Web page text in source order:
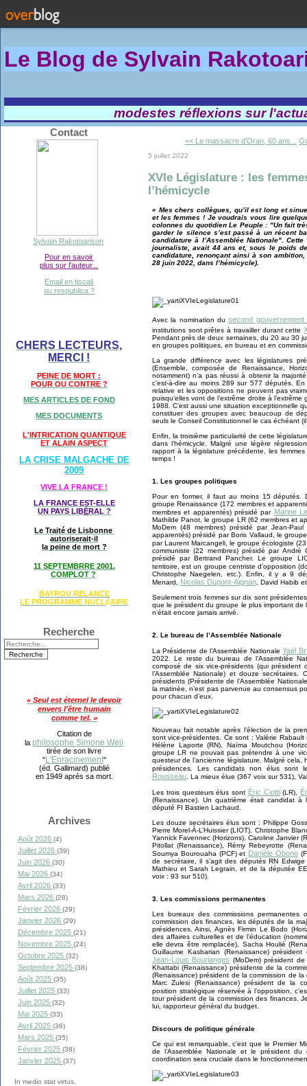
Le Blog de Sylvain Rakotoa
modestes réflexions sur
Contact
Sylvain Rakotoarison
Pour en savoir
plus sur l'auteur...
Email en tiscali
ou respublica ?
CHERS LECTEURS,
MERCI !
PEINE DE MORT :
POUR OU CONTRE ?
MES ARTICLES DE FOND
MES DOCUMENTS
L'INTRICATION QUANTIQUE
ET ALAIN ASPECT
LA CRISE MALGACHE DE
2009
VIVE LA FRANCE !
LA FRANCE EST-ELLE
UN PAYS LIBÉRAL ?
Le Traité de Lisbonne
autoriserait-il
la peine de mort ?
11 SEPTEMBRRE 2001,
COMPLOT ?
BAYROU RELANCE
LE PROGRAMME NUCLÉAIRE
Recherche
« Seul est éternel le devoir
envers l'être humain
comme tel. »
Citation de
laphilosophe Simone Weil
tirée de son livre
"L'Enracinement"
(éd. Gallimard) publié
en 1949 après sa mort.
Archives
Août 2026 (4)
Juillet 2026 (39)
Juin 2026 (30)
Mai 2026 (34)
Avril 2026 (33)
Mars 2026 (28)
Février 2026 (29)
Janvier 2026 (29)
Décembre 2025 (21)
Novembre 2025 (24)
Octobre 2025 (32)
Septembre 2025 (38)
Août 2025 (35)
Juillet 2025 (33)
Juin 2025 (32)
Mai 2025 (33)
Avril 2025 (36)
Mars 2025 (35)
Février 2025 (38)
Janvier 2025 (37)
In medio stat virtus.
<< Le massacre d’Oran, 60 ans...
5 juillet 2022
XVIe Législature : les
l’hémicycle
« Mes chers collègues, qu’il est long et
et les femmes ! Je voudrais vous lire
colonnes du quotidien Le Peuple : "Un fait
garder le silence s’est passé à un récent
candidature à l’Assemblée Nationale".
journaliste, avait 44 ans et, sous le poids
candidature, renonçant ainsi à son
28 juin 2022, dans l’hémicycle).
Avec la nomination dusecond gouvernement
institutions sont prêtes à travailler durant cette
Pendant près de deux semaines, du 20 au 30
en groupes politiques, en bureau et en
La grande différence avec les législatures
(Ensemble, composée de Renaissance,
notamment) n’a pas réussi à obtenir la
c’est-à-dire au moins 289 sur 577 députés.
relative et les oppositions ne peuvent pas
puisqu’elles vont de l’extrême droite à
1988. C’est aussi une situation exceptionnelle
constituer des groupes avec beaucoup de
seuls le Conseil Constitutionnel le cas échéant
Enfin, la troisième particularité de cette
dans l’hémicycle. Malgré une légère
rapport à la législature précédente, les
temps !
1. Les groupes politiques
Pour en former, il faut au moins 15 députés.
groupe Renaissance (172 membres et
membres et apparentés) présidé par Marine
Mathilde Panot, le groupe LR (62 membres et
MoDem (48 membres) présidé par Jean-
apparentés) présidé par Boris Vallaud, le
par Laurent Marcangeli, le groupe écologiste
communiste (22 membres) présidé par
présidé par Bertrand Pancher. Le groupe
territoire, est un groupe centriste d’opposition
Christophe Naegelen, etc.). Enfin, il y a 9
Menard, Nicolas Dupont-Aignan , David Habib
Seulement trois femmes sur dix sont
que le président du groupe le plus important de
n’était encore jamais arrivé.
2. Le bureau de l’Assemblée Nationale
La Présidente de l’Assemblée NationaleYaël
2022. Le reste du bureau de l’Assemblée
composé de six vice-présidents (qui président
l’Assemblée Nationale) et douze
présidents (Présidente de l’Assemblée
la matinée, n’est pas parvenue au consensus
pour chacun d’eux.
Nouveau fait notable après l’élection de la
sont vice-présidentes. Ce sont : Valérie
Hélène Laporte (RN), Naïma Moutchou
groupe LR ne pouvait pas prétendre à une
questeur de l’ancienne législature. Malgré
présidences. Les candidats non élus sont
Rousseau . La mieux élue (367 voix sur 531),
Les trois questeurs élus sont Éric Ciotti(LR),
(Renaissance). Un quatrième était candidat
député FI Bastien Lachaud.
Les douze secrétaires élus sont : Philippe
Pierre Morel-À-L’Huissier (LIOT), Christophe
Yannick Favennec (Horizons), Caroline Janvier
Pitollat (Renaissance), Rémy Rebeyrotte
Soumya Bourouaha (PCF) et Danièle Obono
de secrétaire, il s’agit des députés RN
Mathieu et Sarah Legrain, et de la députée
voix : 93 sur 510).
3. Les commissions permanentes
Les bureaux des commissions
commission des finances, les députés de la
présidences. Ainsi, Agnès Firmin Le Bodo
des affaires culturelles et de l’éducation
elle devra être remplacée), Sacha Houlié
Guillaume Kasbarian (Renaissance)
Jean-Louis Bourlanges (MoDem) président
Khattabi (Renaissance) présidente de la
(Renaissance) président de la commission de
Marc Zulesi (Renaissance) président de la
position stratégique réservée à l’opposition,
tour président de la commission des finances.
lui, rapporteur général du budget.
Discours de politique générale
Ce qui est remarquable, c’est que le Premier
de l’Assemblée Nationale et le président
coordination sera cruciale dans le